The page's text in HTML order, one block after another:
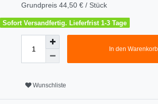
Grundpreis 44,50 € / Stück
Sofort Versandfertig. Lieferfrist 1-3 Tage
In den Warenkorb
Wunschliste